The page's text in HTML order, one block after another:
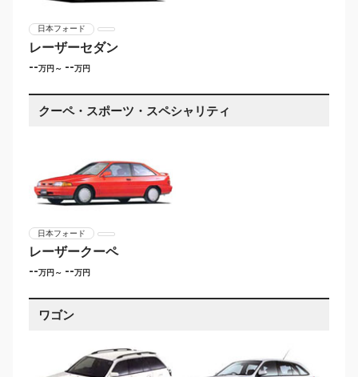
日本フォード
レーザーセダン
--万円～ --万円
クーペ・スポーツ・スペシャリティ
日本フォード
レーザークーペ
--万円～ --万円
ワゴン